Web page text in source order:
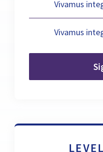
Vivamus
Vivamus